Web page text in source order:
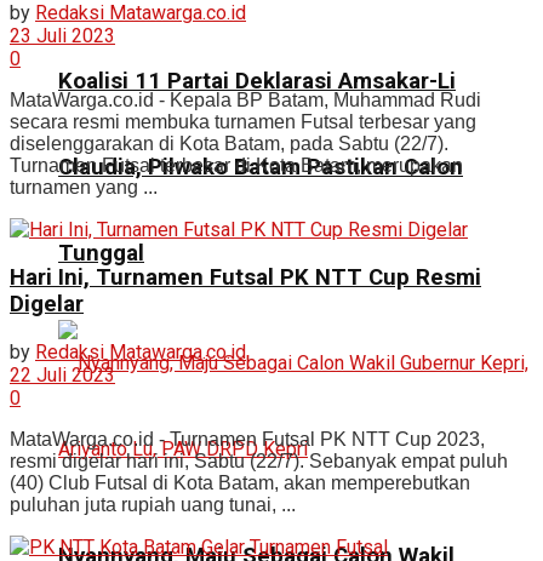
Koalisi 11 Partai Deklarasi Amsakar-Li
Claudia, Pilwako Batam Pastikan Calon
Tunggal
by Redaksi Matawarga.co.id
23 Juli 2023
0
MataWarga.co.id - Kepala BP Batam, Muhammad Rudi
secara resmi membuka turnamen Futsal terbesar yang
diselenggarakan di Kota Batam, pada Sabtu (22/7).
Turnamen Futsal terbesar di Kota Batam, merupakan
turnamen yang ...
Hari Ini, Turnamen Futsal PK NTT Cup Resmi
Digelar
by Redaksi Matawarga.co.id
22 Juli 2023
0
MataWarga.co.id - Turnamen Futsal PK NTT Cup 2023,
resmi digelar hari ini, Sabtu (22/7). Sebanyak empat puluh
(40) Club Futsal di Kota Batam, akan memperebutkan
puluhan juta rupiah uang tunai, ...